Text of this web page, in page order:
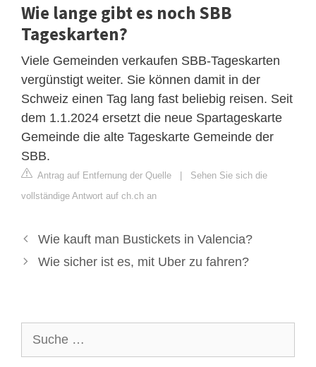
Wie lange gibt es noch SBB
Tageskarten?
Viele Gemeinden verkaufen SBB-Tageskarten
vergünstigt weiter. Sie können damit in der
Schweiz einen Tag lang fast beliebig reisen. Seit
dem 1.1.2024 ersetzt die neue Spartageskarte
Gemeinde die alte Tageskarte Gemeinde der
SBB.
Antrag auf Entfernung der Quelle | Sehen Sie sich die
vollständige Antwort auf ch.ch an
Wie kauft man Bustickets in Valencia?
Wie sicher ist es, mit Uber zu fahren?
nach: